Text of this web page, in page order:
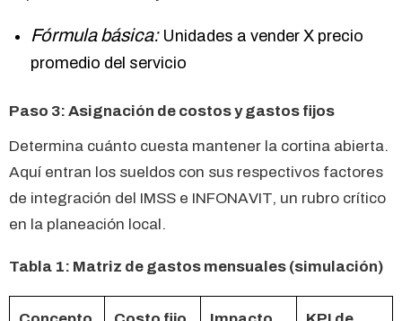
Fórmula básica:Unidades a vender X precio
promedio del servicio
Paso 3: Asignación de costos y gastos fijos
Determina cuánto cuesta mantener la cortina abierta.
Aquí entran los sueldos con sus respectivos factores
de integración del IMSS e INFONAVIT, un rubro crítico
en la planeación local.
Tabla 1: Matriz de gastos mensuales (simulación)